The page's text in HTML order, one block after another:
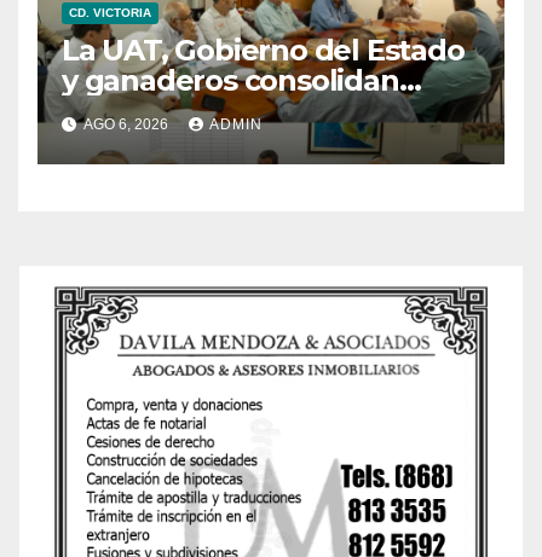
CD. VICTORIA
La UAT, Gobierno del Estado
y ganaderos consolidan
proyecto “Carne Tam”
AGO 6, 2026 ADMIN